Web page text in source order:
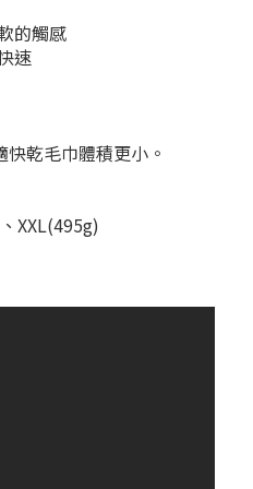
的觸感
速
乾毛巾體積更小。
XXL(495g)​